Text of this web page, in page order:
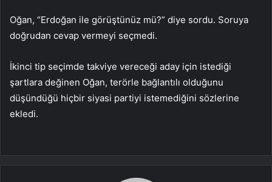
Oğan, “Erdoğan ile görüştünüz mü?” diye sordu. Soruya
doğrudan cevap vermeyi seçmedi.
İkinci tip seçimde takviye vereceği aday için istediği
şartlara değinen Oğan, terörle bağlantılı olduğunu
düşündüğü hiçbir siyasi partiyi istemediğini sözlerine
ekledi.